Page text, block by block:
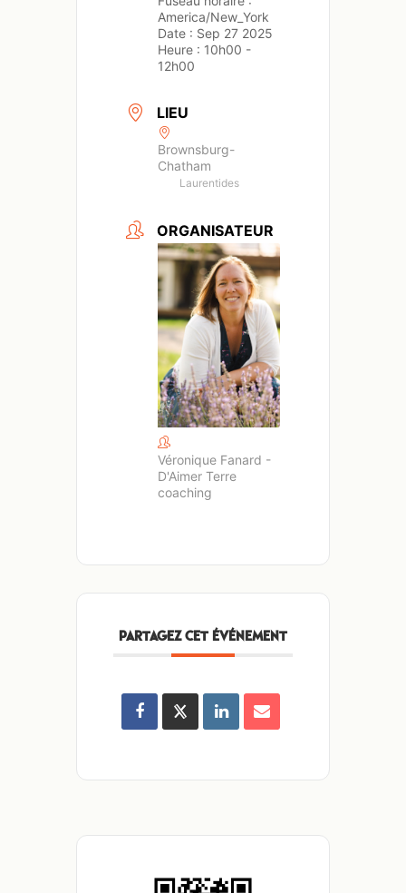
America/New_York
Date : Sep 27 2025
Heure : 10h00 -
12h00
LIEU
Brownsburg-
Chatham
Laurentides
ORGANISATEUR
Véronique Fanard -
D'Aimer Terre
coaching
PARTAGEZ CET ÉVÉNEMENT